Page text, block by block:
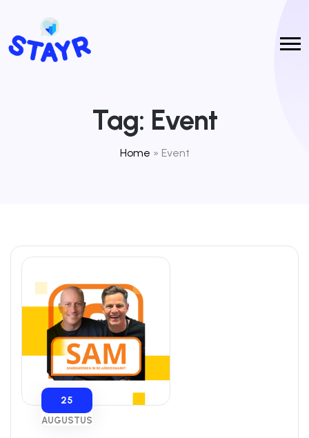
Tag: Event
Home » Event
25
AUGUSTUS